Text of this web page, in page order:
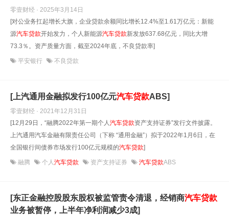
零壹财经 · 2025年3月14日
[对公业务扛起增长大旗，企业贷款余额同比增长12.4%至1.61万亿元：新能
源汽车贷款开始发力，个人新能源汽车贷款新发放637.68亿元，同比大增
73.3％。资产质量方面，截至2024年底，不良贷款率]
平安银行 不良贷款
[上汽通用金融拟发行100亿元汽车贷款ABS]
零壹财经 · 2021年12月31日
[12月29日，“融腾2022年第一期个人汽车贷款资产支持证券”发行文件披露。
上汽通用汽车金融有限责任公司（下称 “通用金融”）拟于2022年1月6日，在
全国银行间债券市场发行100亿元规模的汽车贷款]
融腾 个人汽车贷款 资产支持证券 汽车贷款ABS
[东正金融控股股东股权被监管责令清退，经销商汽车贷款
业务被暂停，上半年净利润减少3成]